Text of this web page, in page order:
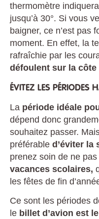
thermomètre
jusqu’à 30°. Si vous
baigner, ce n’est pas
moment. En effet, la
rafraîchie par les
défoulent sur la côte
ÉVITEZ LES PÉRIODES
La période idéale
dépend donc
souhaitez passer.
préférable d’éviter la
prenez soin de ne pas
vacances scolaires,
les fêtes de fin
Ce sont les périodes
le billet d’avion est